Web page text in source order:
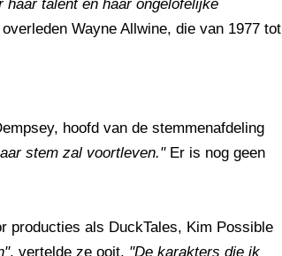
talent en haar ongelofelijke
Wayne Allwine, die van 1977 tot
hoofd van de stemmenafdeling
stem zal voortleven."Er is nog geen
producties als DuckTales, Kim Possible
, vertelde ze ooit. "De karakters die ik